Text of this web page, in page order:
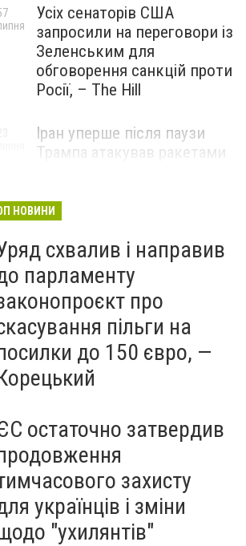
Усіх сенаторів США
запросили на переговори із
Зеленським для
обговорення санкцій проти
Росії, – The Hill
Іран уперше після паузи
Трампа атакував ракетами
НОВИНИ
схвалив і направив
парламенту
про
пільги на
до 150 євро, —
остаточно затвердив
захисту
українців і зміни
"ухилянтів"